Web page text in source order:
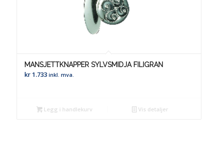
MANSJETTKNAPPER SYLVSMIDJA FILIGRAN
kr1.733 inkl. mva.
Legg i handlekurv Vis detaljer